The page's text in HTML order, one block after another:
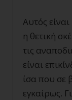
Αυτός
η θετική
τις
είναι
ίσα που σε
εγκαίρως.